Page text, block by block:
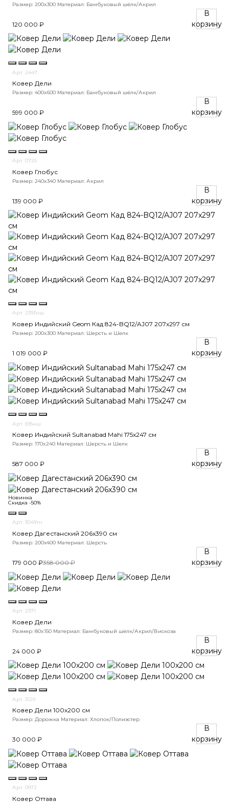
Размер: 200x300 Материал: Бамбуковый шёлк/Акрил
120 000 ₽
В
корзину
Арт. 2447
Ковер Дели
Размер: 400x600 Материал: Бамбуковый шёлк/Акрил
599 000 ₽
В
корзину
Арт. 0725
Ковер Глобус
Размер: 240x340 Материал: Акрил
139 000 ₽
В
корзину
Арт. 2393нш
Ковер Индийский Geom Кад 824-BQ12/AJ07 207x297 см
Размер: 200x300 Материал: Шерсть и Шелк
1 019 000 ₽
В
корзину
Арт. 695нш
Ковер Индийский Sultanabad Mahi 175x247 см
Размер: 170x240 Материал: Шерсть и Шелк
587 000 ₽
В
корзину
Новинка
Скидка -50%
Арт. 3049тн
Ковер Дагестанский 206x390 см
Размер: 200х400 Материал: Шерсть
179 000 ₽358 000 ₽
В
корзину
Арт. 2371
Ковер Дели
Размер: 80x150 Материал: Бамбуковый шёлк/Акрил/Вискоза
24 000 ₽
В
корзину
Арт. 3129
Ковер Дели 100х200 см
Размер: Дорожка Материал: Хлопок/Полиэстер
30 000 ₽
В
корзину
Арт. 0972
Ковер Оттава